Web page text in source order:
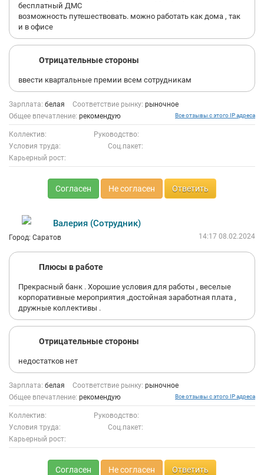
бесплатный ДМС
возможность путешествовать. можно работать как дома , так
и в офисе
Отрицательные стороны
ввести квартальные премии всем сотрудникам
Зарплата: белая Соответствие рынку: рыночное
Общее впечатление: рекомендую Все отзывы с этого IP адреса
Коллектив:
Руководство:
Условия труда:
Соц.пакет:
Карьерный рост:
Согласен Не согласен Ответить
Валерия (Сотрудник)
Город: Саратов 14:17 08.02.2024
Плюсы в работе
Прекрасный банк . Хорошие условия для работы , веселые
корпоративные мероприятия ,достойная заработная плата ,
дружные коллективы .
Отрицательные стороны
недостатков нет
Зарплата: белая Соответствие рынку: рыночное
Общее впечатление: рекомендую Все отзывы с этого IP адреса
Коллектив:
Руководство:
Условия труда:
Соц.пакет:
Карьерный рост:
Согласен Не согласен Ответить